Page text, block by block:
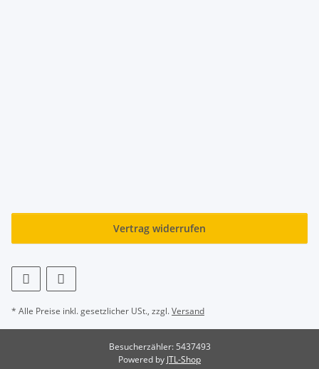
Vertrag widerrufen
* Alle Preise inkl. gesetzlicher USt., zzgl.Versand
Besucherzähler: 5437493
Powered by JTL-Shop